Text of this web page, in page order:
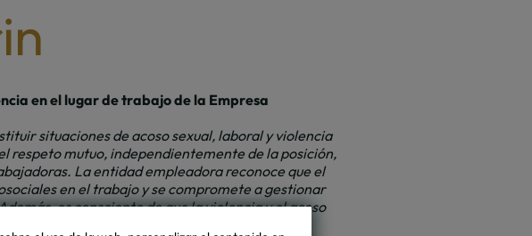
en el lugar de trabajo de la Empresa
situaciones de acoso sexual, laboral y violencia
respeto mutuo, independientemente de la posición,
La entidad empleadora reconoce que el
en el trabajo y se compromete a gestionar
es consciente de que la violencia y el acoso